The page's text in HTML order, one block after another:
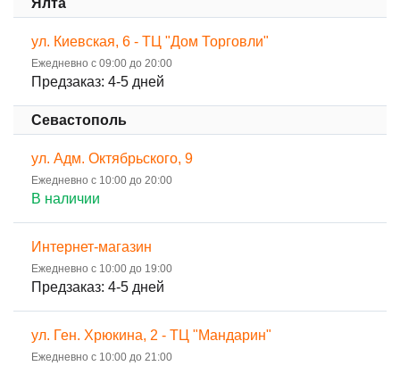
Ялта
ул. Киевская, 6 - ТЦ "Дом Торговли"
Ежедневно с 09:00 до 20:00
Предзаказ: 4-5 дней
Севастополь
ул. Адм. Октябрьского, 9
Ежедневно с 10:00 до 20:00
В наличии
Интернет-магазин
Ежедневно с 10:00 до 19:00
Предзаказ: 4-5 дней
ул. Ген. Хрюкина, 2 - ТЦ "Мандарин"
Ежедневно с 10:00 до 21:00